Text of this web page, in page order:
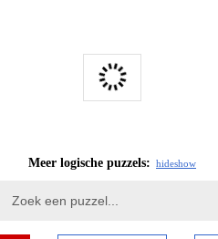
Meer logische puzzels: hideshow